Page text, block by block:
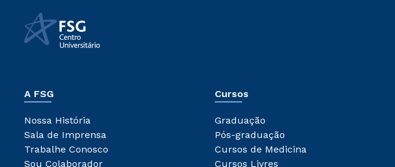
A FSG
Nossa História
Sala de Imprensa
Trabalhe Conosco
Sou Colaborador
Cursos
Graduação
Pós-graduação
Cursos de Medicina
Cursos Livres